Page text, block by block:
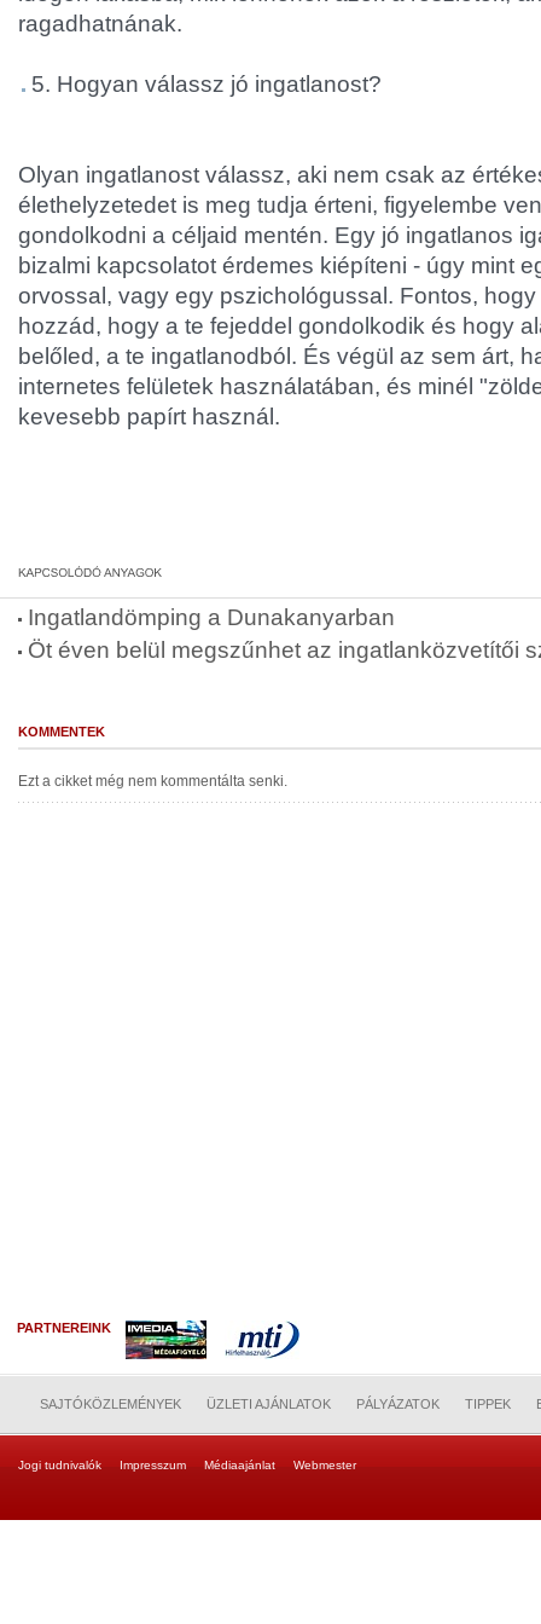
ragadhatnának.
5. Hogyan válassz jó ingatlanost?
Olyan ingatlanost válassz, aki nem csak az
élethelyzetedet is meg tudja érteni, figyelembe
gondolkodni a céljaid mentén. Egy jó ingatlanos
bizalmi kapcsolatot érdemes kiépíteni - úgy mint
orvossal, vagy egy pszichológussal. Fontos,
hozzád, hogy a te fejeddel gondolkodik és hogy
belőled, a te ingatlanodból. És végül az sem árt,
internetes felületek használatában, és minél
kevesebb papírt használ.
Ingatlandömping a Dunakanyarban
Öt éven belül megszűnhet az ingatlanközvetítői
PARTNEREINK
SAJTÓKÖZLEMÉNYEK ÜZLETI AJÁNLATOK PÁLYÁZATOK TIPPEK
Jogi tudnivalók Impresszum Médiaajánlat Webmester